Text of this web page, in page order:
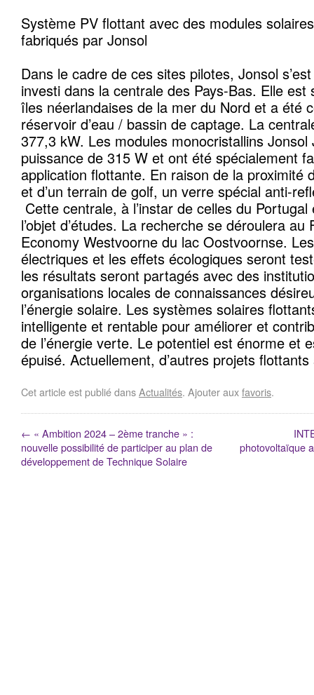
Système PV flottant avec des modules
fabriqués par Jonsol
Dans le cadre de ces sites pilotes, Jonsol
investi dans la centrale des Pays-Bas. Elle est
îles néerlandaises de la mer du Nord et a été
réservoir d’eau / bassin de captage. La
377,3 kW. Les modules monocristallins Jonsol
puissance de 315 W et ont été spécialement
application flottante. En raison de la proximité
et d’un terrain de golf, un verre spécial anti-
Cette centrale, à l’instar de celles du Portugal
l’objet d’études. La recherche se déroulera au
Economy Westvoorne du lac Oostvoornse.
électriques et les effets écologiques seront
les résultats seront partagés avec des
organisations locales de connaissances
l’énergie solaire. Les systèmes solaires
intelligente et rentable pour améliorer et
de l’énergie verte. Le potentiel est énorme et
épuisé. Actuellement, d’autres projets
Cet article est publié dansActualités. Ajouter auxfavoris.
← « Ambition 2024 – 2ème tranche » :
nouvelle possibilité de participer au plan de
développement de Technique Solaire
photovoltaïque